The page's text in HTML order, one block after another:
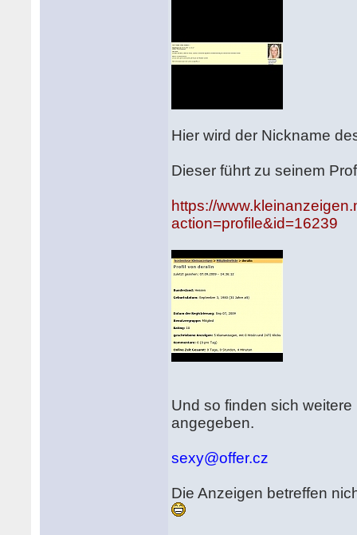
Hier wird der Nickname
Dieser führt zu seinem
https://
action=profile&id=16239
Und so finden sich
angegeben.
sexy@offer.cz
Die Anzeigen betreffen